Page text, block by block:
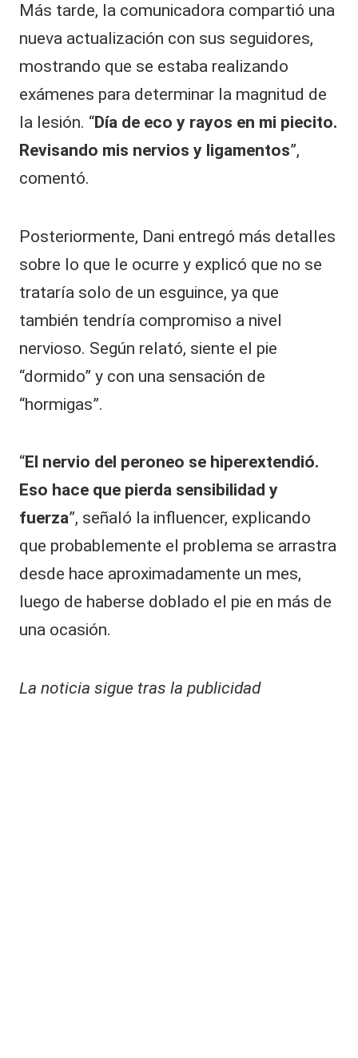
Más tarde, la comunicadora compartió una
nueva actualización con sus seguidores,
mostrando que se estaba realizando
exámenes para determinar la magnitud de
la lesión. “Día de eco y rayos en mi piecito.
Revisando mis nervios y ligamentos”,
comentó.
Posteriormente, Dani entregó más detalles
sobre lo que le ocurre y explicó que no se
trataría solo de un esguince, ya que
también tendría compromiso a nivel
nervioso. Según relató, siente el pie
“dormido” y con una sensación de
“hormigas”.
“El nervio del peroneo se hiperextendió.
Eso hace que pierda sensibilidad y
fuerza”, señaló la influencer, explicando
que probablemente el problema se arrastra
desde hace aproximadamente un mes,
luego de haberse doblado el pie en más de
una ocasión.
La noticia sigue tras la publicidad